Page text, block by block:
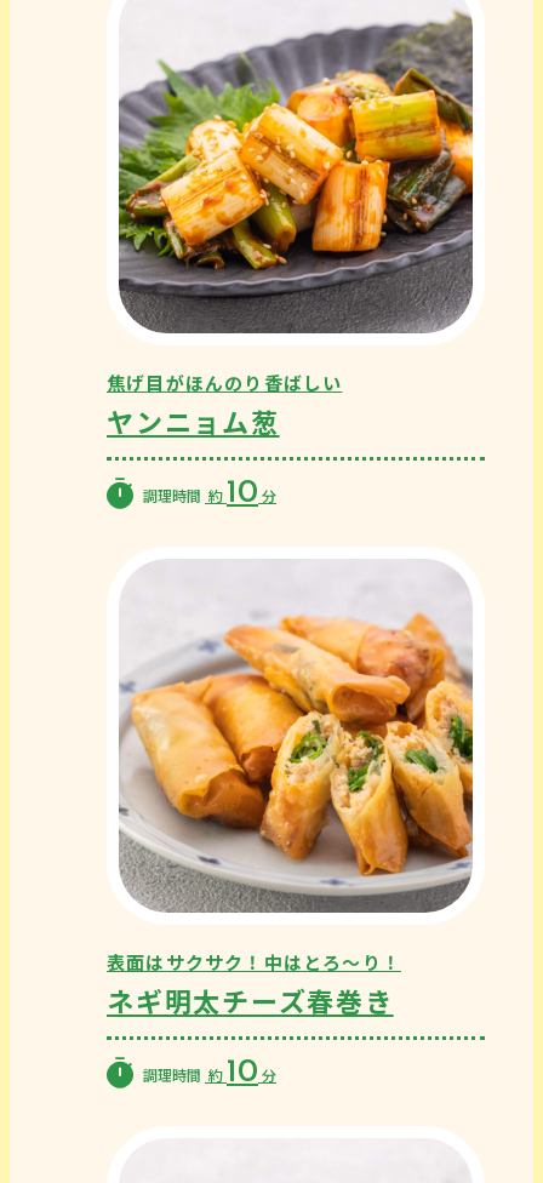
焦げ目がほんのり香ばしい
ヤンニョム葱
調理時間 約 10 分
表面はサクサク！中はとろ〜り！
ネギ明太チーズ春巻き
調理時間 約 10 分